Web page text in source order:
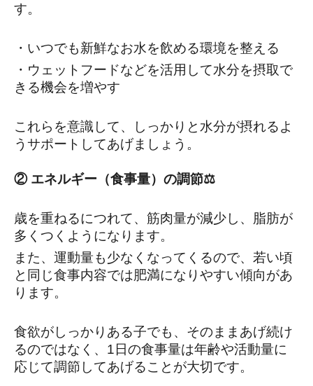
す。
・いつでも新鮮なお水を飲める環境を整える
・ウェットフードなどを活用して水分を摂取で
きる機会を増やす
これらを意識して、しっかりと水分が摂れるよ
うサポートしてあげましょう。
② エネルギー（食事量）の調節⚖️
歳を重ねるにつれて、筋肉量が減少し、脂肪が
多くつくようになります。
また、運動量も少なくなってくるので、若い頃
と同じ食事内容では肥満になりやすい傾向があ
ります。
食欲がしっかりある子でも、そのままあげ続け
るのではなく、1日の食事量は年齢や活動量に
応じて調節してあげることが大切です。